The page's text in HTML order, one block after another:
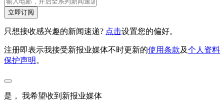
立即订阅
只想接收感兴趣的新闻速递? 点击设置您的偏好。
注册即表示我接受新报业媒体不时更新的使用条款及个人资料
保护声明 。
是， 我希望收到新报业媒体